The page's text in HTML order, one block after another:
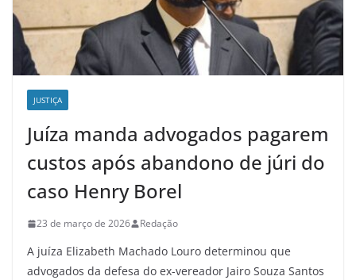
JUSTIÇA
Juíza manda advogados pagarem
custos após abandono de júri do
caso Henry Borel
23 de março de 2026 Redação
A juíza Elizabeth Machado Louro determinou que
advogados da defesa do ex-vereador Jairo Souza Santos